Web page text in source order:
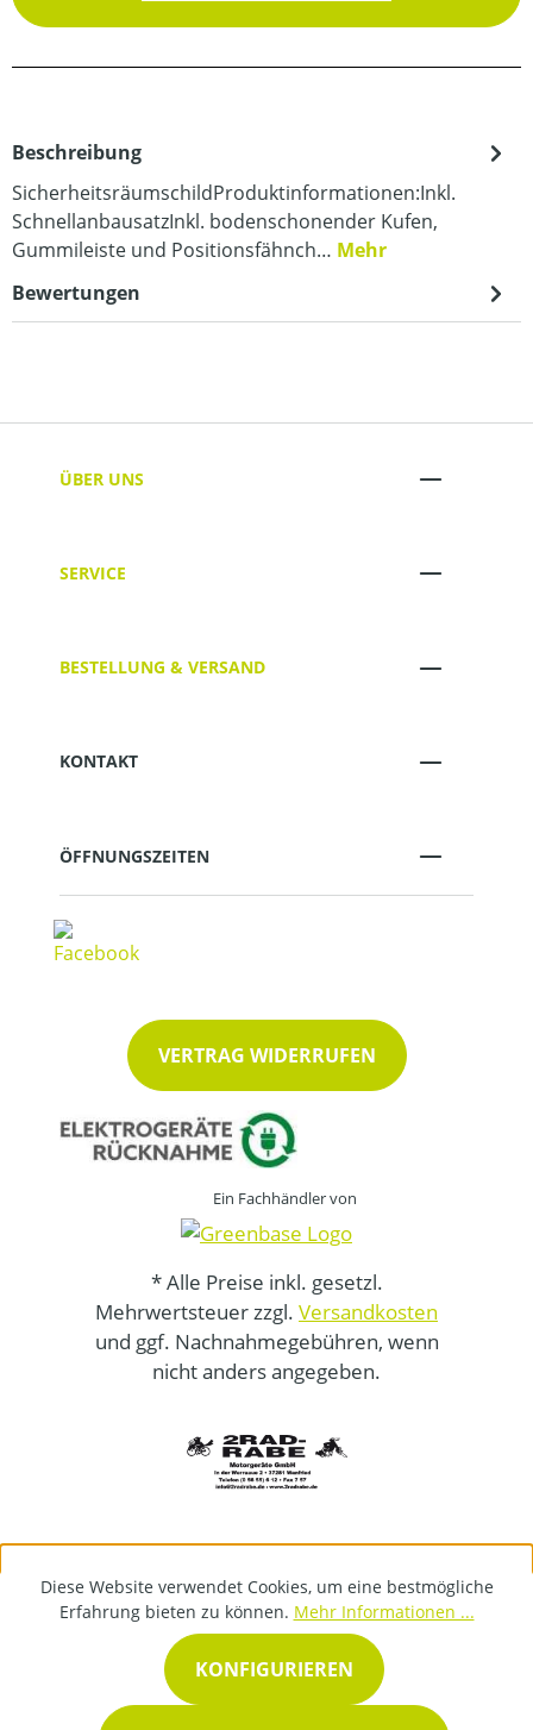
Beschreibung
SicherheitsräumschildProduktinformationen:Inkl.
SchnellanbausatzInkl. bodenschonender Kufen,
Gummileiste und Positionsfähnch… Mehr
Bewertungen
ÜBER UNS
SERVICE
BESTELLUNG & VERSAND
KONTAKT
ÖFFNUNGSZEITEN
VERTRAG WIDERRUFEN
Ein Fachhändler von
* Alle Preise inkl. gesetzl.
Mehrwertsteuer zzgl. Versandkosten
und ggf. Nachnahmegebühren, wenn
nicht anders angegeben.
Diese Website verwendet Cookies, um eine bestmögliche
Erfahrung bieten zu können. Mehr Informationen ...
KONFIGURIEREN